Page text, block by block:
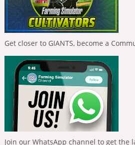
Get closer to GIANTS, become a
Join our WhatsApp channel to get the